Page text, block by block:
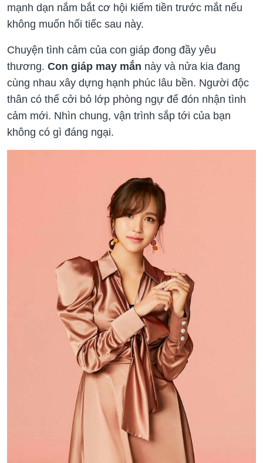
mạnh dạn nắm bắt cơ hội kiếm tiền trước mắt nếu
không muốn hối tiếc sau này.
Chuyện tình cảm của con giáp đong đầy yêu
thương. Con giáp may mắn này và nửa kia đang
cùng nhau xây dựng hạnh phúc lâu bền. Người độc
thân có thể cởi bỏ lớp phòng ngự để đón nhận tình
cảm mới. Nhìn chung, vận trình sắp tới của bạn
không có gì đáng ngại.